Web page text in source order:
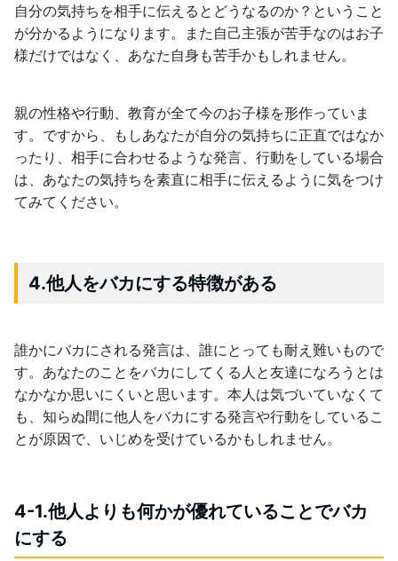
自分の気持ちを相手に伝えるとどうなるのか？ということ
が分かるようになります。また自己主張が苦手なのはお子
様だけではなく、あなた自身も苦手かもしれません。
親の性格や行動、教育が全て今のお子様を形作っていま
す。ですから、もしあなたが自分の気持ちに正直ではなか
ったり、相手に合わせるような発言、行動をしている場合
は、あなたの気持ちを素直に相手に伝えるように気をつけ
てみてください。
4.他人をバカにする特徴がある
誰かにバカにされる発言は、誰にとっても耐え難いもので
す。あなたのことをバカにしてくる人と友達になろうとは
なかなか思いにくいと思います。本人は気づいていなくて
も、知らぬ間に他人をバカにする発言や行動をしているこ
とが原因で、いじめを受けているかもしれません。
4-1.他人よりも何かが優れていることでバカ
にする